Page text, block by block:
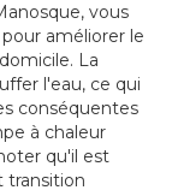
vous
améliorer le
La
l'eau, ce qui
conséquentes
à chaleur
qu'il est
transition